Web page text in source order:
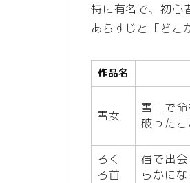
特に有名で、初心
あらすじと「どこ
作品名
雪女
雪山で
破ったこ
ろく
ろ首
宿で出
らかにな